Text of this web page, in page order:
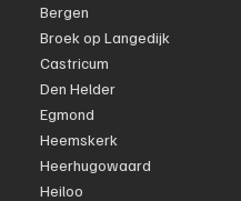
Bergen
Broek op Langedijk
Castricum
Den Helder
Egmond
Heemskerk
Heerhugowaard
Heiloo